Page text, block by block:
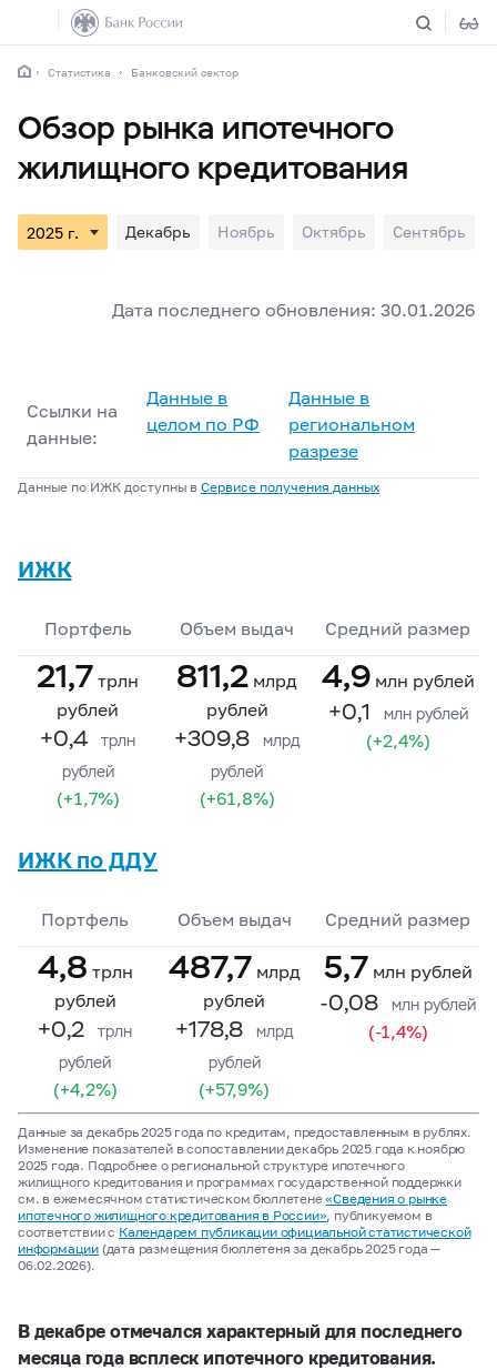
Статистика Банковский сектор
Обзор рынка ипотечного
жилищного кредитования
Декабрь Ноябрь Октябрь Сентябрь
Дата последнего обновления: 30.01.2026
Ссылки на
данные:
Данные в
целом по РФ
Данные в
региональном
разрезе
Данные по ИЖК доступны в Сервисе получения данных
ИЖК
Портфель Объем выдач Средний размер
21,7 трлн
рублей
+0,4
трлн
рублей
(+1,7%)
811,2 млрд
рублей
+309,8
млрд
рублей
(+61,8%)
4,9млн рублей
+0,1 млн рублей
(+2,4%)
ИЖК по ДДУ
Портфель Объем выдач Средний размер
4,8 трлн
рублей
+0,2
трлн
рублей
(+4,2%)
487,7 млрд
рублей
+178,8
млрд
рублей
(+57,9%)
5,7 млн рублей
-0,08 млн рублей
(-1,4%)
Данные за декабрь 2025 года по кредитам, предоставленным в рублях.
Изменение показателей в сопоставлении декабрь 2025 года к ноябрю
2025 года. Подробнее о региональной структуре ипотечного
жилищного кредитования и программах государственной поддержки
см. в ежемесячном статистическом бюллетене«Сведения о рынке
ипотечного жилищного кредитования в России», публикуемом в
соответствии с Календарем публикации официальной статистической
информации (дата размещения бюллетеня за декабрь 2025 года —
06.02.2026).
В декабре отмечался характерный для последнего
месяца года всплеск ипотечного кредитования.